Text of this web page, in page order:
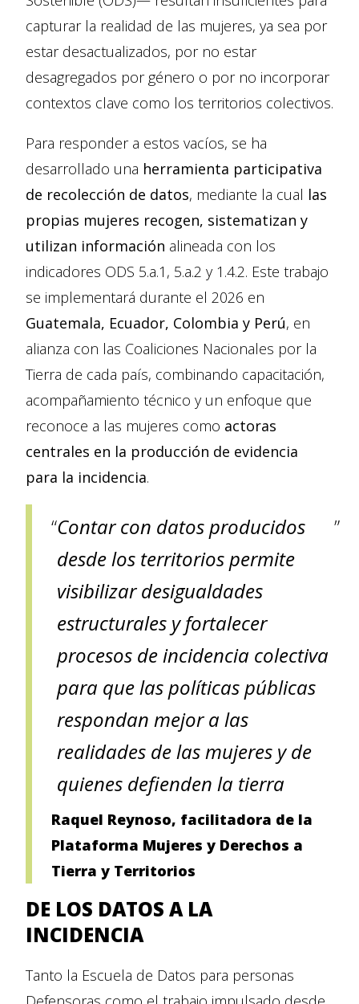
capturar la realidad de las mujeres, ya sea por
estar desactualizados, por no estar
desagregados por género o por no incorporar
contextos clave como los territorios colectivos.
Para responder a estos vacíos, se ha
desarrollado una herramienta participativa
de recolección de datos, mediante la cual las
propias mujeres recogen, sistematizan y
utilizan información alineada con los
indicadores ODS 5.a.1, 5.a.2 y 1.4.2. Este trabajo
se implementará durante el 2026 en
Guatemala, Ecuador, Colombia y Perú, en
alianza con las Coaliciones Nacionales por la
Tierra de cada país, combinando capacitación,
acompañamiento técnico y un enfoque que
reconoce a las mujeres como actoras
centrales en la producción de evidencia
para la incidencia.
Contar con datos producidos
desde los territorios permite
visibilizar desigualdades
estructurales y fortalecer
procesos de incidencia colectiva
para que las políticas públicas
respondan mejor a las
realidades de las mujeres y de
quienes defienden la tierra
Raquel Reynoso, facilitadora de la
Plataforma Mujeres y Derechos a
Tierra y Territorios
DE LOS DATOS A LA
INCIDENCIA
Tanto la Escuela de Datos para personas